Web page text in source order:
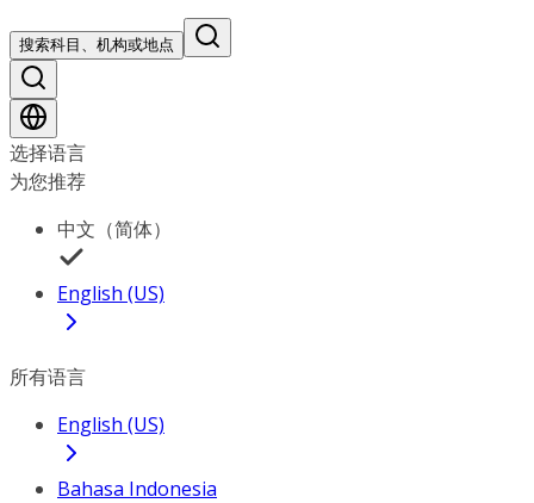
搜索科目、机构或地点
选择语言
为您推荐
中文（简体）
English (US)
所有语言
English (US)
Bahasa Indonesia